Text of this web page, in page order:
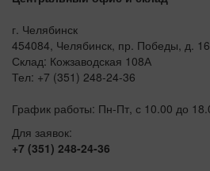
г. Челябинск
454084, Челябинск, пр. Победы, д.
Склад: Кожзаводская 108А
Тел: +7 (351) 248-24-36
График работы: Пн-Пт, с 10.00 до
Для заявок:
+7 (351) 248-24-36